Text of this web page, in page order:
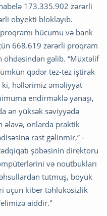
173.335.902 zərərli
obyekti bloklayıb.
hücumu və bank
668.619 zərərli proqram
gəlib. “Müxtəlif
qədər tez-tez iştirak
ki, həllərimiz əməliyyat
endirməklə yanaşı,
ən yüksək səviyyədə
əlavə, onlarda praktik
rast gəlinmir,” -
şöbəsinin direktoru
və noutbukları
tutmuş, böyük
üçün kiber təhlükəsizlik
aiddir."